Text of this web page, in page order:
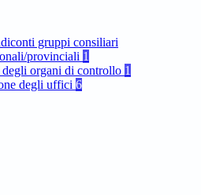
gruppi consiliari
provinciali 1
organi di controllo 1
degli uffici 6